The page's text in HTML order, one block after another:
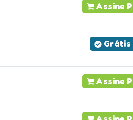
Assine
Grátis
Assine